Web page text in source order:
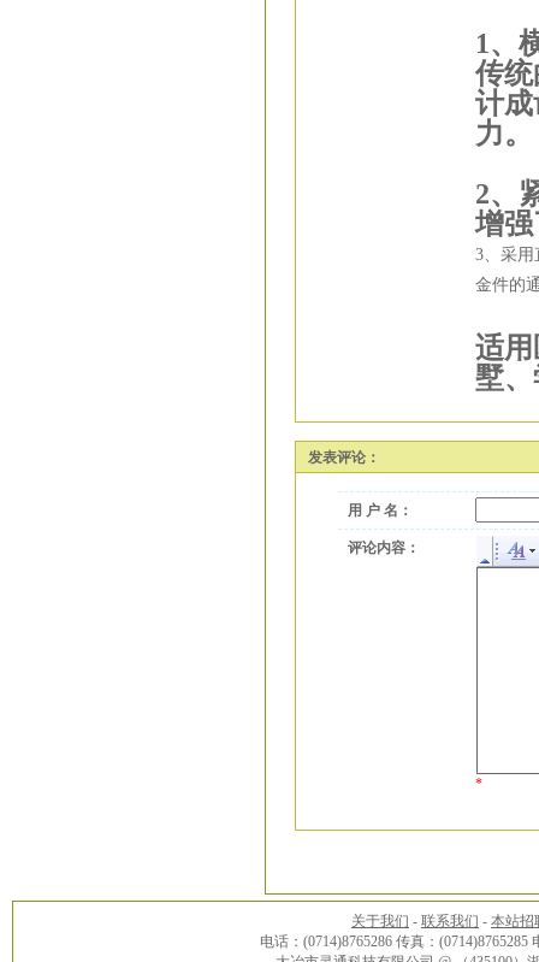
1、
传
计
力。
2、
增
3、采用
金件的
适
墅
发表评论：
用 户 名：
评论内容：
*
关于我们 - 联系我们 - 本站招
电话：(0714)8765286 传真：(0714)8765285